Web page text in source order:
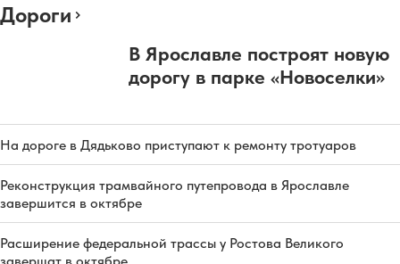
Дороги
В Ярославле построят новую
дорогу в парке «Новоселки»
На дороге в Дядьково приступают к ремонту тротуаров
Реконструкция трамвайного путепровода в Ярославле
завершится в октябре
Расширение федеральной трассы у Ростова Великого